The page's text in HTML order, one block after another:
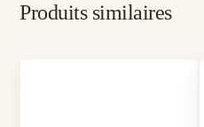
Produits similaires